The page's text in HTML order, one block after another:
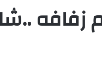
زفافه